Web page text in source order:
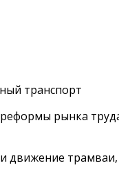
транспорт
рынка
движение